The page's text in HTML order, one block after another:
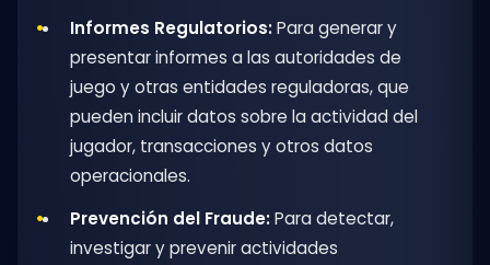
Informes Regulatorios:Para generar y
presentar informes a las autoridades de
juego y otras entidades reguladoras, que
pueden incluir datos sobre la actividad del
jugador, transacciones y otros datos
operacionales.
Prevención del Fraude:Para detectar,
investigar y prevenir actividades